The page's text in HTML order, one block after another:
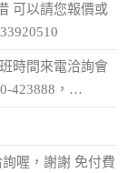
可以請您報價或
時間來電洽詢會
423888，…
喔，謝謝 免付費